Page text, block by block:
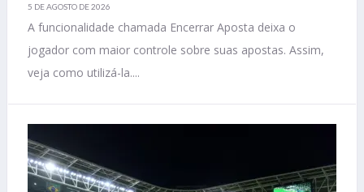
5 DE AGOSTO DE 2026
A funcionalidade chamada Encerrar Aposta deixa o
jogador com maior controle sobre suas apostas. Assim,
veja como utilizá-la....